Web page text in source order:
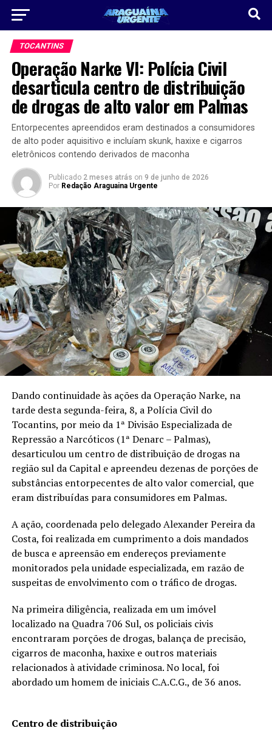
TOCANTINS
Operação Narke VI: Polícia Civil
desarticula centro de distribuição
de drogas de alto valor em Palmas
Entorpecentes apreendidos eram destinados a consumidores
de alto poder aquisitivo e incluíam skunk, haxixe e cigarros
eletrônicos contendo derivados de maconha
Publicado 2 meses atrás on 9 de junho de 2026
Por Redação Araguaina Urgente
Dando continuidade às ações da Operação Narke, na
tarde desta segunda-feira, 8, a Polícia Civil do
Tocantins, por meio da 1ª Divisão Especializada de
Repressão a Narcóticos (1ª Denarc – Palmas),
desarticulou um centro de distribuição de drogas na
região sul da Capital e apreendeu dezenas de porções de
substâncias entorpecentes de alto valor comercial, que
eram distribuídas para consumidores em Palmas.
A ação, coordenada pelo delegado Alexander Pereira da
Costa, foi realizada em cumprimento a dois mandados
de busca e apreensão em endereços previamente
monitorados pela unidade especializada, em razão de
suspeitas de envolvimento com o tráfico de drogas.
Na primeira diligência, realizada em um imóvel
localizado na Quadra 706 Sul, os policiais civis
encontraram porções de drogas, balança de precisão,
cigarros de maconha, haxixe e outros materiais
relacionados à atividade criminosa. No local, foi
abordado um homem de iniciais C.A.C.G., de 36 anos.
Centro de distribuição